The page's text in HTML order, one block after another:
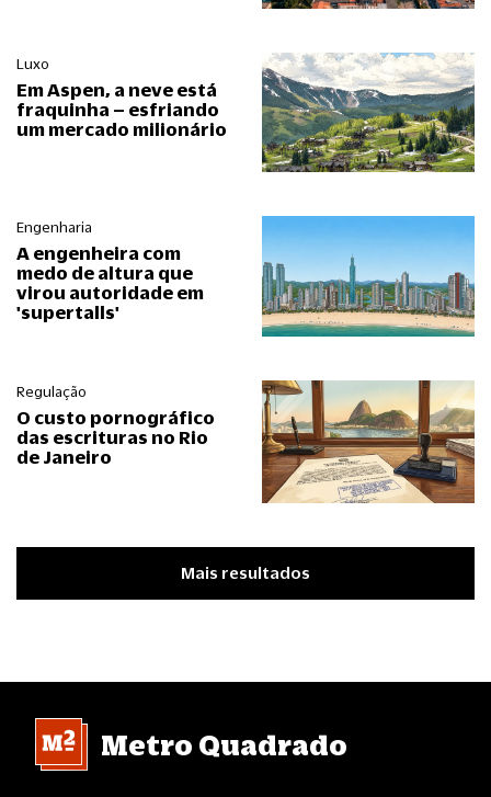
Luxo
Em Aspen, a neve está
fraquinha – esfriando
um mercado milionário
Engenharia
A engenheira com
medo de altura que
virou autoridade em
'supertalls'
Regulação
O custo pornográfico
das escrituras no Rio
de Janeiro
Mais resultados
Metro Quadrado